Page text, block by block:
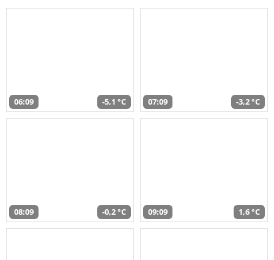
06:09 -5,1 °C 07:09 -3,2 °C
08:09 -0,2 °C 09:09 1,6 °C